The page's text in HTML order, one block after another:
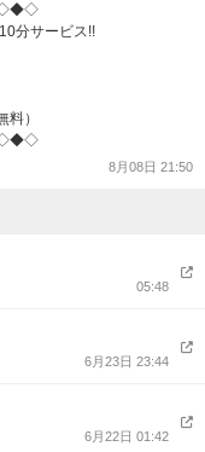
分サービス!!
）
8月08日 21:50
05:48
6月23日 23:44
6月22日 01:42